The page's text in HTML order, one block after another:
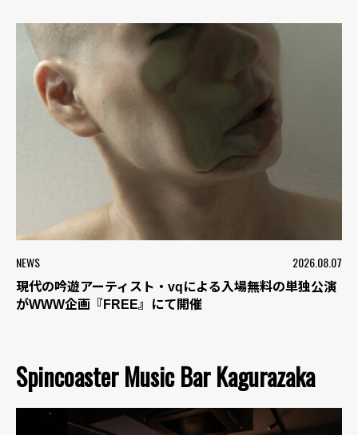
NEWS 2026.08.07
現代の吟遊アーティスト・vqによる入場無料の単独公演
がWWW企画『FREE』にて開催
Spincoaster Music Bar Kagurazaka